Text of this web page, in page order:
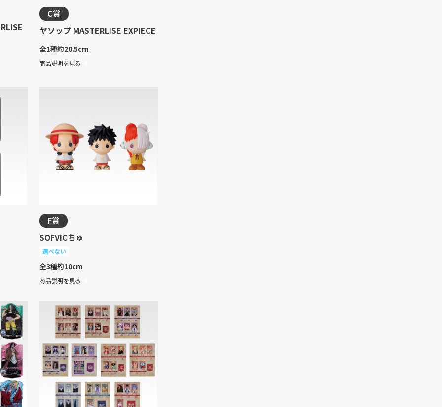
C賞
ヤソップ MASTERLISE EXPIECE
全1種約20.5cm
商品説明を見る
F賞
SOFVICちゅ
選べない
全3種約10cm
商品説明を見る